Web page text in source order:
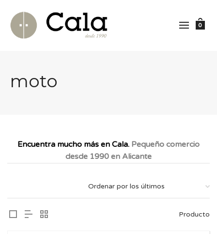
0
moto
Encuentra mucho más en Cala. Pequeño comercio
desde 1990 en Alicante
Producto